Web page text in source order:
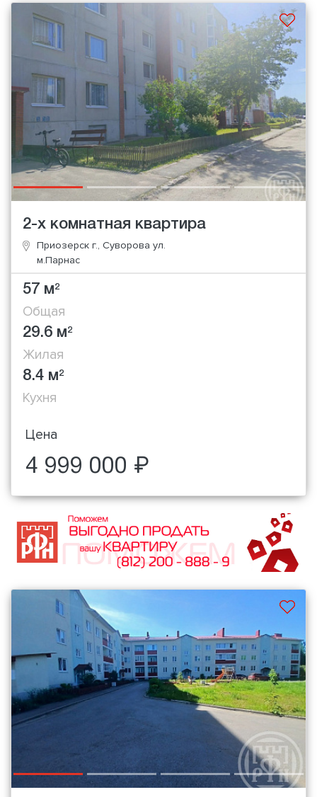
2-х комнатная квартира
Приозерск г., Суворова ул.
м.Парнас
57 м2
Общая
29.6 м2
Жилая
8.4 м2
Кухня
Цена
4 999 000 ₽